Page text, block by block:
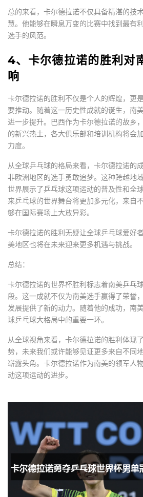
总的来看，卡尔德拉诺不仅具备精湛的技
慧。他能够在瞬息万变的比赛中找到最有
选手的风范。
4、卡尔德拉诺的胜利对
响
卡尔德拉诺的胜利不仅是个人的辉煌，更
要推动。随着这一历史性成就的诞生，南
进一步提升。巴西作为卡尔德拉诺的故乡
的新兴热土，各大俱乐部和培训机构将会
力度。
从全球乒乓球的格局来看，卡尔德拉诺的
非欧洲地区的选手勇敢追梦。这种跨越地
世界展示了乒乓球这项运动的普及性和全
来乒乓球的世界舞台将更加多元化，来自
够在国际赛场上大放异彩。
卡尔德拉诺的胜利无疑让全球乒乓球爱好
美地区也将在未来迎来更多机遇与挑战。
总结：
卡尔德拉诺的世界杯胜利标志着南美乒乓
段。这一成就不仅为南美选手赢得了荣誉
发展提供了新的动力。随着他的成功，南
球乒乓球大格局中的重要一环。
从全球视角来看，卡尔德拉诺的胜利体现
势，未来我们或许能够见证更多来自不同
崭露头角。卡尔德拉诺作为南美的领军人
动这项运动的进步。